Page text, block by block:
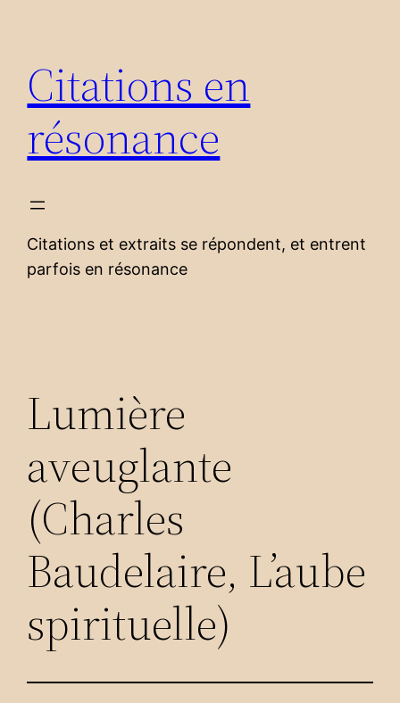
contenu
Citations en
résonance
Citations et extraits se répondent, et entrent
parfois en résonance
Lumière
aveuglante
(Charles
Baudelaire, L’aube
spirituelle)